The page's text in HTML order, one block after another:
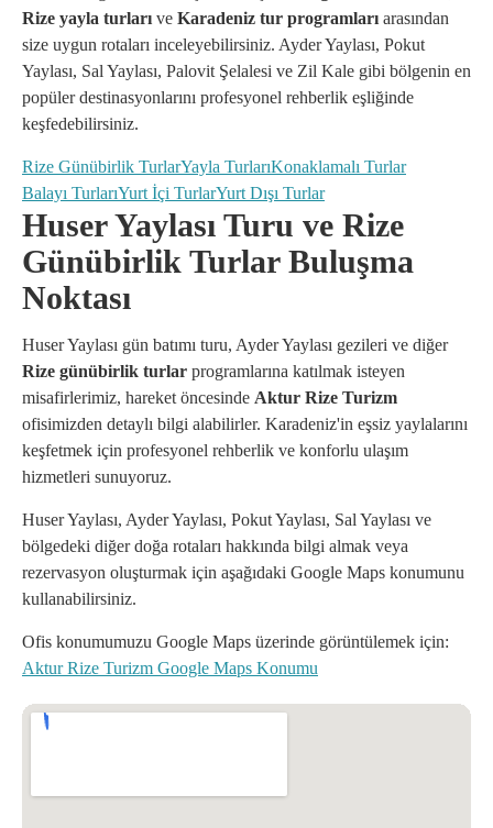
Rize yayla turları ve Karadeniz tur programları arasından
size uygun rotaları inceleyebilirsiniz. Ayder Yaylası, Pokut
Yaylası, Sal Yaylası, Palovit Şelalesi ve Zil Kale gibi bölgenin en
popüler destinasyonlarını profesyonel rehberlik eşliğinde
keşfedebilirsiniz.
Rize Günübirlik TurlarYayla TurlarıKonaklamalı Turlar
Balayı TurlarıYurt İçi TurlarYurt Dışı Turlar
Huser Yaylası Turu ve Rize
Günübirlik Turlar Buluşma
Noktası
Huser Yaylası gün batımı turu, Ayder Yaylası gezileri ve diğer
Rize günübirlik turlar programlarına katılmak isteyen
misafirlerimiz, hareket öncesinde Aktur Rize Turizm
ofisimizden detaylı bilgi alabilirler. Karadeniz'in eşsiz yaylalarını
keşfetmek için profesyonel rehberlik ve konforlu ulaşım
hizmetleri sunuyoruz.
Huser Yaylası, Ayder Yaylası, Pokut Yaylası, Sal Yaylası ve
bölgedeki diğer doğa rotaları hakkında bilgi almak veya
rezervasyon oluşturmak için aşağıdaki Google Maps konumunu
kullanabilirsiniz.
Ofis konumumuzu Google Maps üzerinde görüntülemek için:
Aktur Rize Turizm Google Maps Konumu